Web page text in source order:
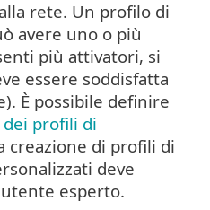
rete. Un profilo di
avere uno o più
più attivatori, si
essere soddisfatta
È possibile definire
profili di
creazione di profili di
deve
esperto.